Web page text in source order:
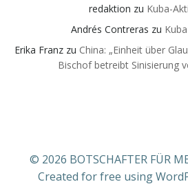
redaktion zu Kuba-
Andrés Contreras zu
Erika Franz zu China: „Einheit über
Bischof betreibt Sinisierung
© 2026 BOTSCHAFTER FÜR
Created for free using